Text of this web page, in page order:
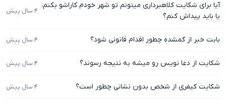
آیا برای شکایت کلاهبرداری میتونم تو شهر خودم کاراشو بکنم،
یا باید پیداش کنم؟
۴ سال پیش
بابت خبر از گمشده چطور اقدام قانونی شود؟ ۴ سال پیش
شکایت از دعا نویس رو میشه به نتیجه رسوند؟ ۴ سال پیش
شکایت کیفری از شخص بدون نشانی چطور است؟ ۴ سال پیش